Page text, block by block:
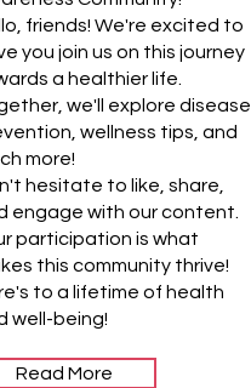
friends! We're excited to
you join us on this journey
a healthier life.
we'll explore disease
wellness tips, and
more!
hesitate to like, share,
engage with our content.
participation is what
this community thrive!
to a lifetime of health
well-being!
Read More